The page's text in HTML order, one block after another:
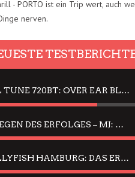
- PORTO ist ein Trip wert, auch
nerven.
JBL TUNE 720BT: OVER EAR BLUETOOTH KOPFHÖRER UM DIE 50,-€ IM DAUER-TEST
WEGEN DES ERFOLGES – MJ: MICHAEL JACKSON MUSICAL IN EINER MATINEE SEHEN
JELLYFISH HAMBURG: DAS ERFOLGREICHE SOMMER-MENÜ 2025 IN GEFÜHLEN UND BILDERN